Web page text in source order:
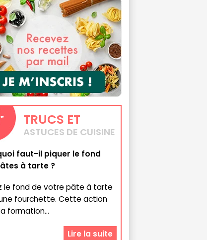
TRUCS ET
ASTUCES DE CUISINE
faut-il piquer le fond
à tarte ?
le fond de votre pâte à tarte
fourchette. Cette action
formation...
Lire la suite